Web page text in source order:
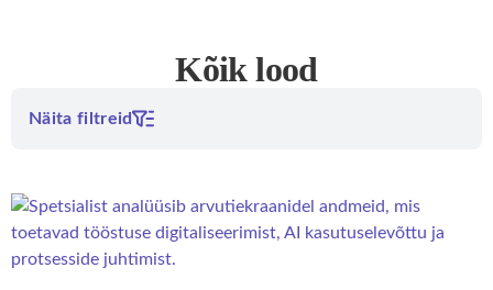
Kõik lood
Näita filtreid